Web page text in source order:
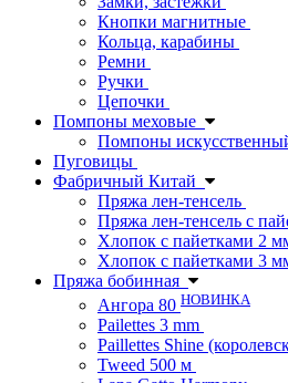
Кнопки магнитные
Кольца, карабины
Ремни
Ручки
Цепочки
Помпоны меховые
Помпоны
Пуговицы
Фабричный Китай
Пряжа лен-тенсель
Пряжа лен-тенсель с
Хлопок с пайетками 2
Хлопок с пайетками 3
Пряжа бобинная
Ангора 80 НОВИНКА
Pailettes 3 mm
Paillettes Shine
Tweed 500 м